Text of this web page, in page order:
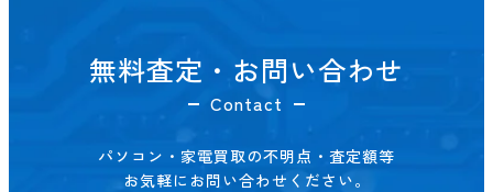
無料査定・お問い合わせ
Contact
パソコン・家電買取の不明点・査定額等
お気軽にお問い合わせください。